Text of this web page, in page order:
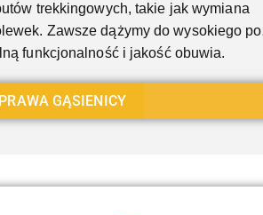
trekkingowych, takie jak wymiana
Zawsze dążymy do wysokiego
funkcjonalność i jakość obuwia.
GĄSIENICY